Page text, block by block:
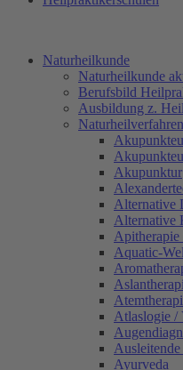
Naturheilkunde
Naturheilkunde
Berufsbild
Ausbildung z.
Naturheilverfahren
Akupunktur
Alternative
Alternative
Apitherapie
Aquatic-
Atlaslogie /
Ayurveda